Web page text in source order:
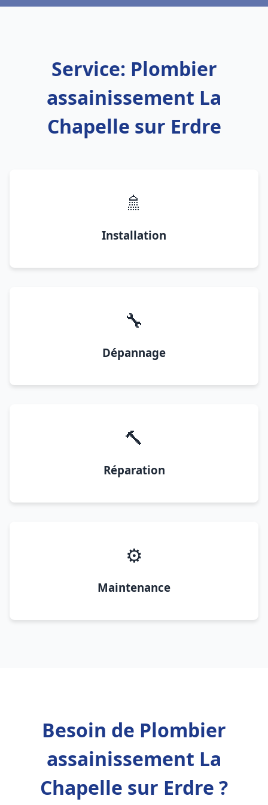
Service: Plombier
assainissement La
Chapelle sur Erdre
🚿
Installation
🔧
Dépannage
🔨
Réparation
⚙️
Maintenance
Besoin de Plombier
assainissement La
Chapelle sur Erdre ?